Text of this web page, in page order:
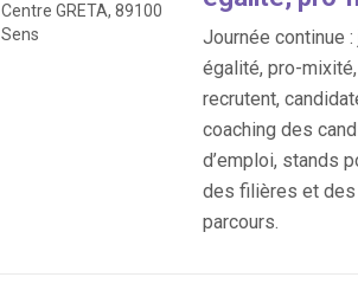
Centre GRETA, 89100
Sens
Journée continue
égalité, pro-
recrutent,
coaching des
d’emploi, stands
des filières et
parcours.